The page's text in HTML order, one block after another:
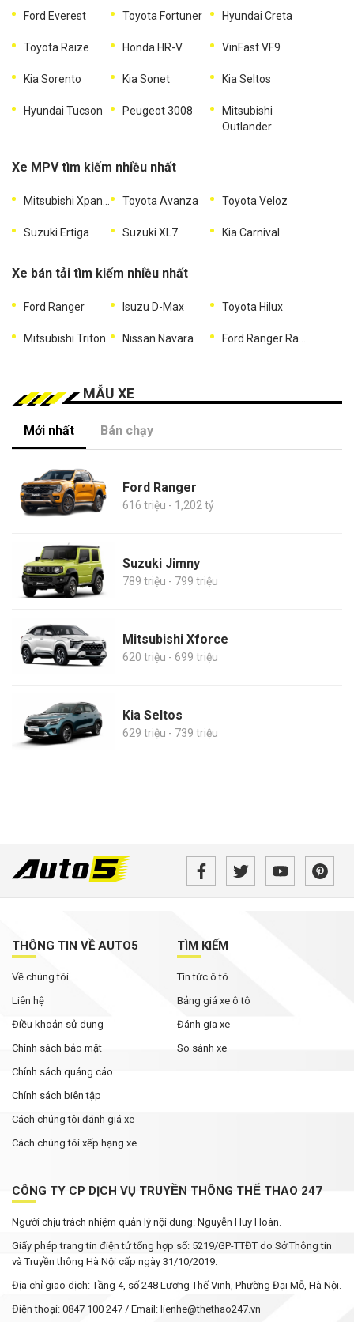
Ford Everest Toyota Fortuner Hyundai Creta
Toyota Raize Honda HR-V VinFast VF9
Kia Sorento Kia Sonet Kia Seltos
Hyundai Tucson Peugeot 3008
Mitsubishi
Outlander
Xe MPV tìm kiếm nhiều nhất
Mitsubishi Xpander Toyota Avanza Toyota Veloz
Suzuki Ertiga Suzuki XL7 Kia Carnival
Xe bán tải tìm kiếm nhiều nhất
Ford Ranger Isuzu D-Max Toyota Hilux
Mitsubishi Triton Nissan Navara Ford Ranger Raptor
MẪU XE
Mới nhất Bán chạy
Ford Ranger
616 triệu - 1,202 tỷ
Suzuki Jimny
789 triệu - 799 triệu
Mitsubishi Xforce
620 triệu - 699 triệu
Kia Seltos
629 triệu - 739 triệu
THÔNG TIN VỀ AUTO5
Về chúng tôi
Liên hệ
Điều khoản sử dụng
Chính sách bảo mật
Chính sách quảng cáo
Chính sách biên tập
Cách chúng tôi đánh giá xe
Cách chúng tôi xếp hạng xe
TÌM KIẾM
Tin tức ô tô
Bảng giá xe ô tô
Đánh gia xe
So sánh xe
CÔNG TY CP DỊCH VỤ TRUYỀN THÔNG THỂ THAO 247
Người chịu trách nhiệm quản lý nội dung: Nguyễn Huy Hoàn.
Giấy phép trang tin điện tử tổng hợp số: 5219/GP-TTĐT do Sở Thông tin
và Truyền thông Hà Nội cấp ngày 31/10/2019.
Địa chỉ giao dịch: Tầng 4, số 248 Lương Thế Vinh, Phường Đại Mỗ, Hà Nội.
Điện thoại: 0847 100 247 / Email: lienhe@thethao247.vn